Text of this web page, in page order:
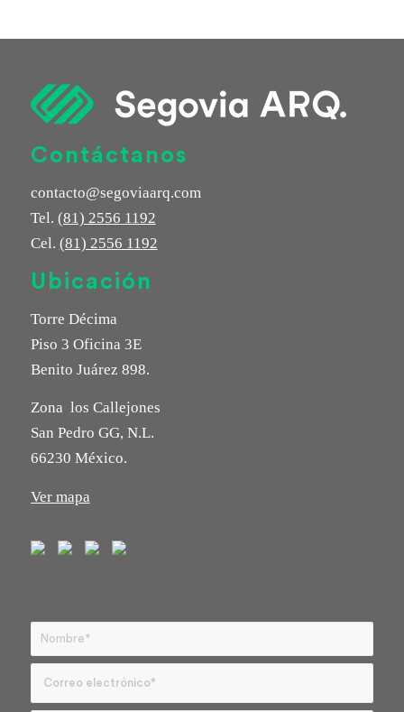
Contáctanos
contacto@segoviaarq.com
Tel. (81) 2556 1192
Cel. (81) 2556 1192
Ubicación
Torre Décima
Piso 3 Oficina 3E
Benito Juárez 898.
Zona los Callejones
San Pedro GG, N.L.
66230 México.
Ver mapa